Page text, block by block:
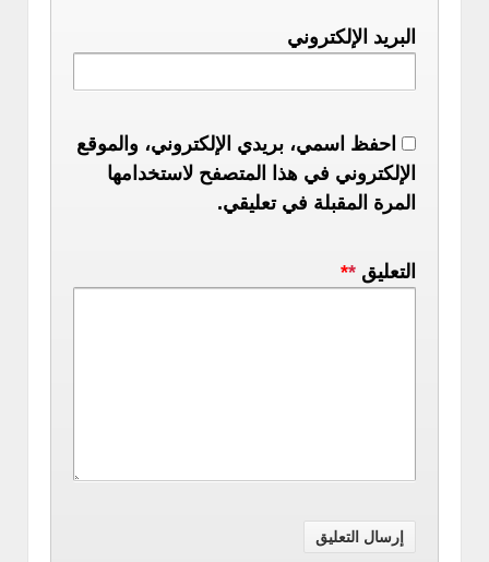
البريد الإلكتروني
احفظ اسمي، بريدي الإلكتروني، والموقع
الإلكتروني في هذا المتصفح لاستخدامها
المرة المقبلة في تعليقي.
التعليق *
*